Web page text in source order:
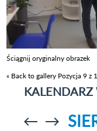
Ściągnij oryginalny obrazek
« Back to gallery Pozycja 9 z
Przejdź doPrzejdź